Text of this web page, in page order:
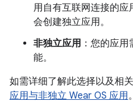
用自有互联网连接的应
会创建独立应用。
非独立应用 ：您的应
能。
如需详细了解此选择以及相
应用与非独立 Wear OS 应用。